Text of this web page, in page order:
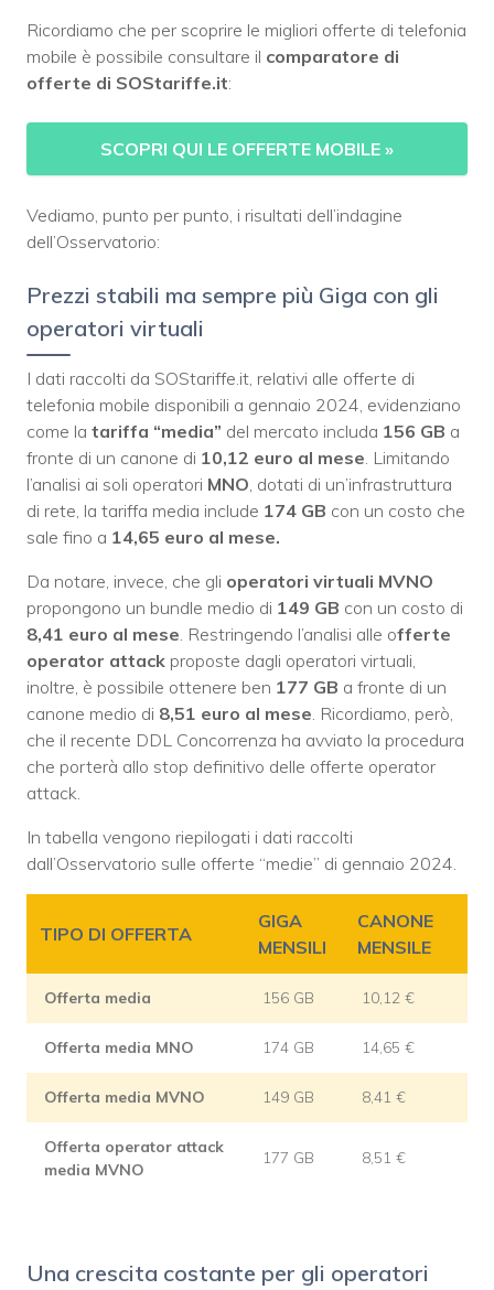
Ricordiamo che per scoprire le migliori offerte di telefonia
mobile è possibile consultare il comparatore di
offerte di SOStariffe.it:
SCOPRI QUI LE OFFERTE MOBILE »
Vediamo, punto per punto, i risultati dell’indagine
dell’Osservatorio:
Prezzi stabili ma sempre più Giga con gli
operatori virtuali
I dati raccolti da SOStariffe.it, relativi alle offerte di
telefonia mobile disponibili a gennaio 2024, evidenziano
come la tariffa “media” del mercato includa 156 GB a
fronte di un canone di 10,12 euro al mese . Limitando
l’analisi ai soli operatori MNO , dotati di un’infrastruttura
di rete, la tariffa media include 174 GB con un costo che
sale fino a 14,65 euro al mese.
Da notare, invece, che gli operatori virtuali MVNO
propongono un bundle medio di 149 GB con un costo di
8,41 euro al mese . Restringendo l’analisi alle offerte
operator attack proposte dagli operatori virtuali,
inoltre, è possibile ottenere ben 177 GB a fronte di un
canone medio di 8,51 euro al mese . Ricordiamo, però,
che il recente DDL Concorrenza ha avviato la procedura
che porterà allo stop definitivo delle offerte operator
attack.
In tabella vengono riepilogati i dati raccolti
dall’Osservatorio sulle offerte “medie” di gennaio 2024.
TIPO DI OFFERTA
GIGA
MENSILI
CANONE
MENSILE
Offerta media 156 GB 10,12 €
Offerta media MNO 174 GB 14,65 €
Offerta media MVNO 149 GB 8,41 €
Offerta operator attack
media MVNO
177 GB 8,51 €
Una crescita costante per gli operatori